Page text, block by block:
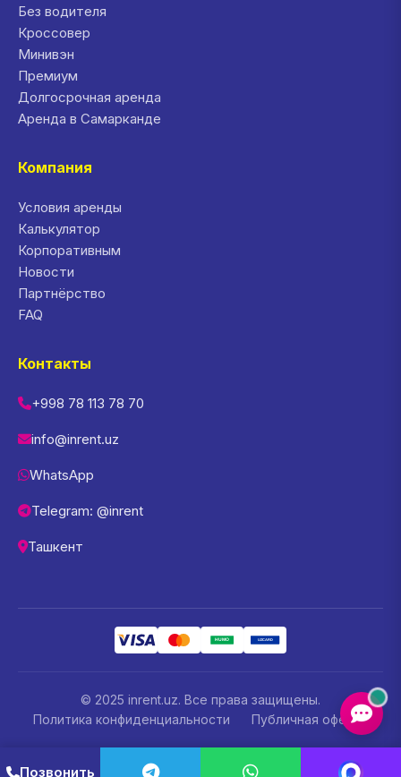
Без водителя
Кроссовер
Минивэн
Премиум
Долгосрочная аренда
Аренда в Самарканде
Компания
Условия аренды
Калькулятор
Корпоративным
Новости
Партнёрство
FAQ
Контакты
+998 78 113 78 70
info@inrent.uz
WhatsApp
Telegram: @inrent
Ташкент
© 2025 inrent.uz. Все права защищены.
Политика конфиденциальности
Публичная оферта
Позвонить